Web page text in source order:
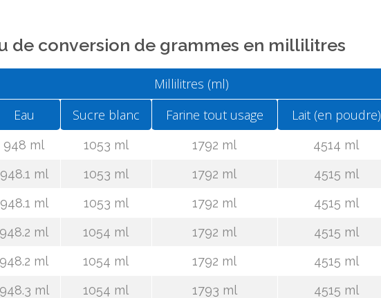
de conversion de grammes en millilitres
Millilitres (ml)
Eau
Sucre blanc Farine tout usage Lait (en poudre)
948 ml 1053 ml 1792 ml
4514 ml
948.1 ml 1053 ml 1792 ml
4515 ml
948.1 ml 1053 ml 1792 ml
4515 ml
948.2 ml 1054 ml 1792 ml
4515 ml
948.2 ml 1054 ml 1792 ml
4515 ml
948.3 ml 1054 ml 1793 ml
4515 ml